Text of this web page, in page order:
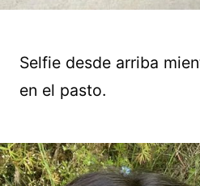
Selfie desde arriba
en el pasto.